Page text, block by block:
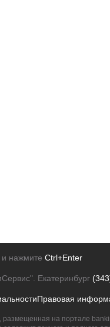
нажмите Ctrl+Enter
Екатеринбург
Правовая
на портале